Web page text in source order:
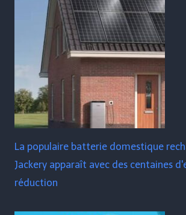
La populaire batterie domestique
Jackery apparaît avec des centaines
réduction